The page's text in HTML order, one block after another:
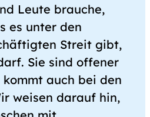
Leute brauche,
es unter den
Streit gibt,
Sie sind offener
kommt auch bei den
weisen darauf hin,